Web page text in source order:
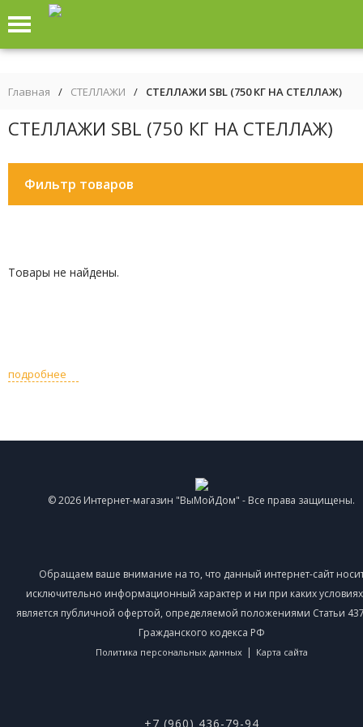
Главная / СТЕЛЛАЖИ / СТЕЛЛАЖИ SBL (750 КГ НА СТЕЛЛАЖ)
СТЕЛЛАЖИ SBL (750 КГ НА СТЕЛЛАЖ)
Фильтр товаров
Товары не найдены.
подробнее
© 2026 Интернет-магазин "ВыМойДом" - Все права защищены.
Обращаем ваше внимание на то, что данный интернет-сайт
исключительно информационный характер и ни при каких
является публичной офертой, определяемой положениями Статьи
Гражданского кодекса РФ
Политика персональных данных | Карта сайта
+7 (960) 436-79-94